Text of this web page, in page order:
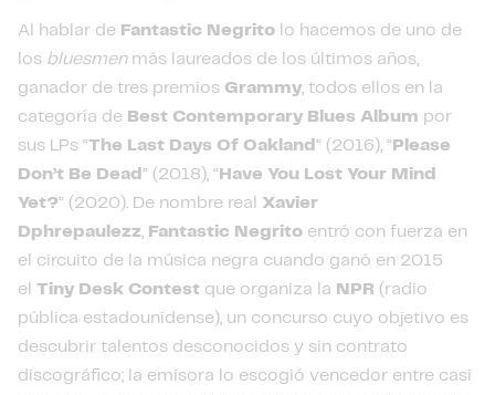
Al hablar de Fantastic Negrito lo hacemos de uno de
los bluesmen más laureados de los últimos años,
ganador de tres premios Grammy, todos ellos en la
categoría de Best Contemporary Blues Album por
sus LPs “The Last Days Of Oakland ” (2016), “ Please
Don’t Be Dead ” (2018), “ Have You Lost Your Mind
Yet?” (2020). De nombre real Xavier
Dphrepaulezz, Fantastic Negrito entró con fuerza en
el circuito de la música negra cuando ganó en 2015
el Tiny Desk Contest que organiza la NPR (radio
pública estadounidense), un concurso cuyo objetivo es
descubrir talentos desconocidos y sin contrato
discográfico; la emisora lo escogió vencedor entre casi